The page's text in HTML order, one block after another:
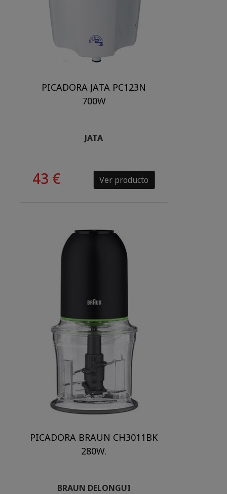
PICADORA JATA PC123N
700W
JATA
43 € Ver producto
PICADORA BRAUN CH3011BK
280W.
BRAUN DELONGUI